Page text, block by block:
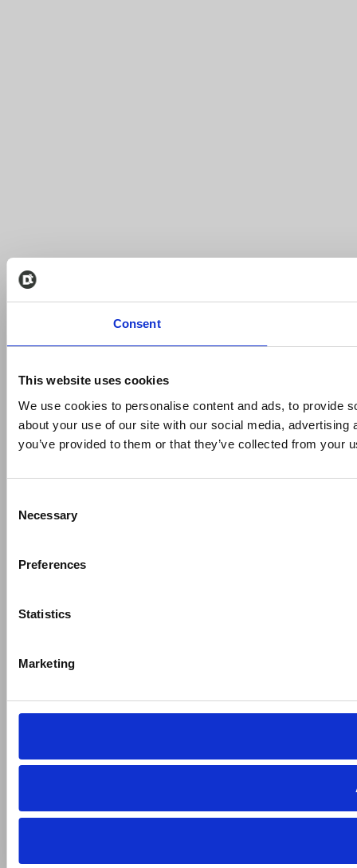
Consent
This website uses cookies
We use cookies to personalise content and ads, to provide
about your use of our site with our social media,
you’ve provided to them or that they’ve collected from your
Selection
Necessary
Preferences
Statistics
Marketing